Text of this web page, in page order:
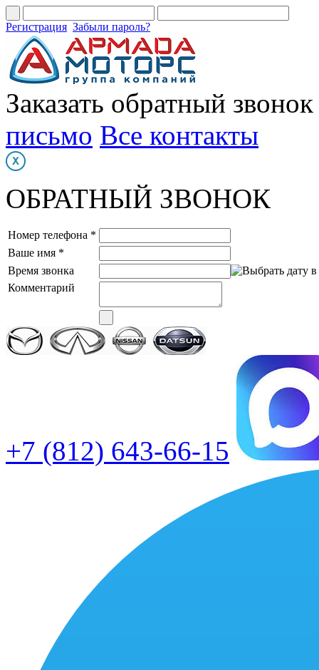
Регистрация Забыли пароль?
Заказать обратный звонок
письмо Все контакты
ОБРАТНЫЙ ЗВОНОК
Номер телефона *
Ваше имя *
Время звонка
Комментарий
+7 (812) 643-66-15